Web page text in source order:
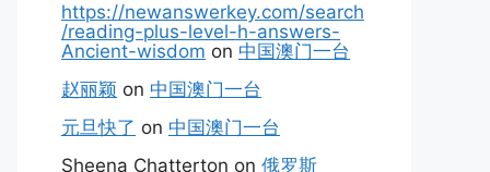
https://newanswerkey.com/search
/reading-plus-level-h-answers-
Ancient-wisdom on 中国澳门一台
赵丽颖 on 中国澳门一台
元旦快了 on 中国澳门一台
Sheena Chatterton on 俄罗斯